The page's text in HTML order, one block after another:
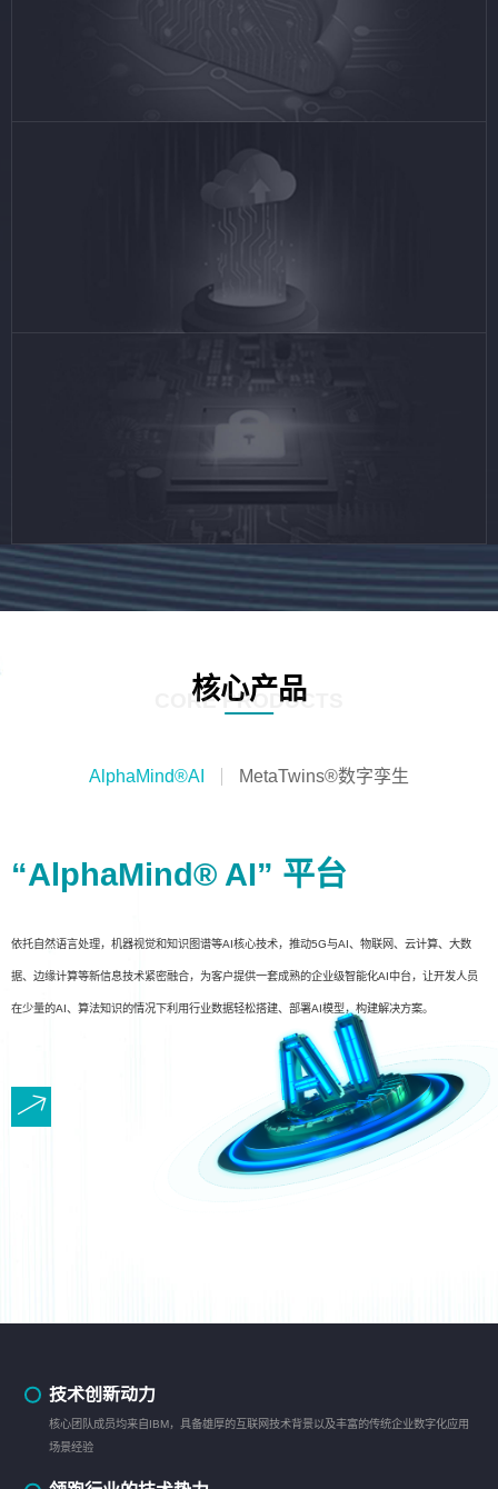
核心产品
CORE PRODUCTS
AlphaMind®AI MetaTwins®数字孪生
“AlphaMind® AI” 平台
依托自然语言处理，机器视觉和知识图谱等AI核心技术，推动5G与AI、物联网、云计算、大数
据、边缘计算等新信息技术紧密融合，为客户提供一套成熟的企业级智能化AI中台，让开发人员
在少量的AI、算法知识的情况下利用行业数据轻松搭建、部署AI模型，构建解决方案。
技术创新动力
核心团队成员均来自IBM，具备雄厚的互联网技术背景以及丰富的传统企业数字化应用
场景经验